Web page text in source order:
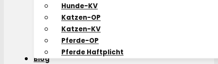
Hunde-KV
Katzen-OP
Katzen-KV
Pferde-OP
Pferde Haftplicht
Blog